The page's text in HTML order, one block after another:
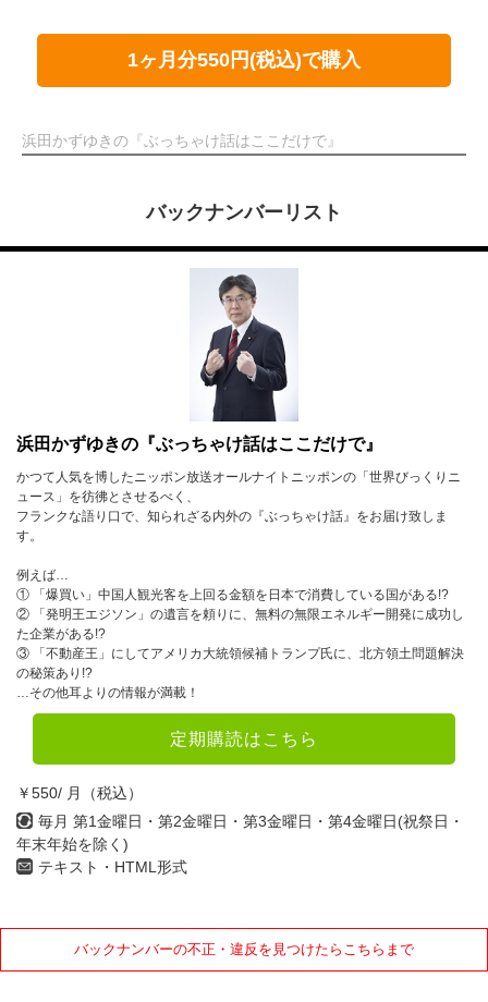
1ヶ月分550円(税込)で購入
浜田かずゆきの『ぶっちゃけ話はここだけで』
バックナンバーリスト
浜田かずゆきの『ぶっちゃけ話はここだけで』
かつて人気を博したニッポン放送オールナイトニッポンの「世界びっくりニ
ュース」を彷彿とさせるべく、
フランクな語り口で、知られざる内外の『ぶっちゃけ話』をお届け致しま
す。
例えば…
① 「爆買い」中国人観光客を上回る金額を日本で消費している国がある!?
② 「発明王エジソン」の遺言を頼りに、無料の無限エネルギー開発に成功し
た企業がある!?
③ 「不動産王」にしてアメリカ大統領候補トランプ氏に、北方領土問題解決
の秘策あり!?
…その他耳よりの情報が満載！
定期購読はこちら
￥550/ 月（税込）
毎月 第1金曜日・第2金曜日・第3金曜日・第4金曜日(祝祭日・
年末年始を除く)
テキスト・HTML形式
バックナンバーの不正・違反を見つけたらこちらまで